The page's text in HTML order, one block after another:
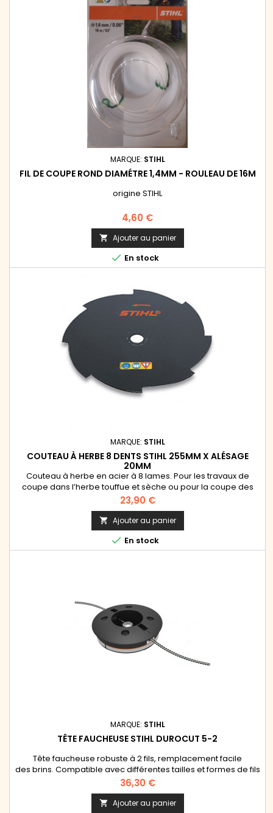
MARQUE: STIHL
FIL DE COUPE ROND DIAMÉTRE 1,4MM - ROULEAU DE 16M
origine STIHL
Prix
4,60 €
 Ajouter au panier
 En stock
MARQUE: STIHL
COUTEAU À HERBE 8 DENTS STIHL 255MM X ALÉSAGE
20MM
Couteau à herbe en acier à 8 lames. Pour les travaux de
coupe dans l’herbe touffue et sèche ou pour la coupe des
orties et des roseaux. Se monte sur les débroussailleuses
Stihl de la gamme pro FS 160, FS 220, FS 260, FS 280, FS 300, FS
310, FS 311, FS 350, FS 360, FS 400, FS 410, FS 450, FS 460, FS 500,
FS 510, FS 550, FS 560 ainsi que sur des...
Prix
23,90 €
 Ajouter au panier
 En stock
MARQUE: STIHL
TÊTE FAUCHEUSE STIHL DUROCUT 5-2
Tête faucheuse robuste à 2 fils, remplacement facile
des brins. Compatible avec différentes tailles et formes de fils
de coupe, dont le fil DuroCut. Pour travaux de surface et
nettoyage dans des herbes épaisses. Idéale pour une coupe
près du sol. Pour fils 1,6mm à 2,4mm.Se monte sur les coupes
Prix
36,30 €
 Ajouter au panier